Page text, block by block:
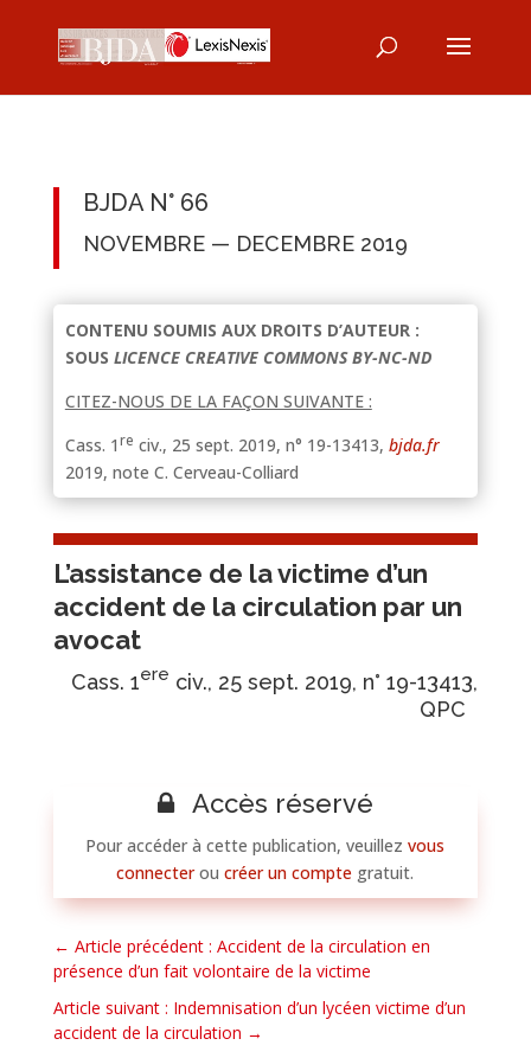
BJDA N° 66
NOVEMBRE — DECEMBRE 2019
CONTENU SOUMIS AUX DROITS D’AUTEUR :
SOUS LICENCE CREATIVE COMMONS BY-NC-ND
CITEZ-NOUS DE LA FAÇON SUIVANTE :
Cass. 1 re civ., 25 sept. 2019, n° 19-13413, bjda.fr
2019, note C. Cerveau-Colliard
L’assistance de la victime d’un
accident de la circulation par un
avocat
Cass. 1ere civ., 25 sept. 2019, n° 19-13413,
QPC
Accès réservé
Pour accéder à cette publication, veuillezvous
connecteroucréer un compte gratuit.
← Article précédent : Accident de la circulation en
présence d’un fait volontaire de la victime
Article suivant : Indemnisation d’un lycéen victime d’un
accident de la circulation →